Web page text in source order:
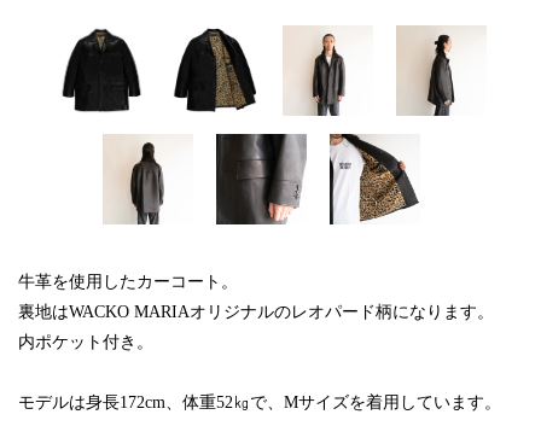
牛革を使用したカーコート。
裏地はWACKO MARIAオリジナルのレオパード柄になります。
内ポケット付き。
モデルは身長172cm、体重52㎏で、Mサイズを着用しています。